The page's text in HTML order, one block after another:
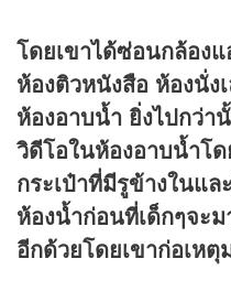
โดยเขาได้ซ่อนกล้อง
ห้องติวหนังสือ ห้องนั่ง
ห้องอาบน้ำ ยิ่งไปกว่า
วิดีโอในห้องอาบน้ำโ
กระเป๋าที่มีรูข้างในแ
ห้องน้ำก่อนที่เด็กๆจะ
อีกด้วยโดยเขาก่อเห